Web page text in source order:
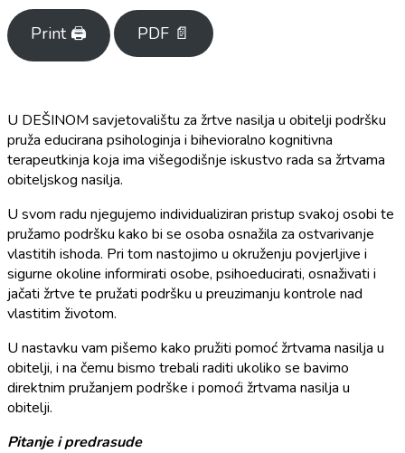
Print 🖨 PDF 📄
U DEŠINOM savjetovalištu za žrtve nasilja u obitelji podršku
pruža educirana psihologinja i bihevioralno kognitivna
terapeutkinja koja ima višegodišnje iskustvo rada sa žrtvama
obiteljskog nasilja.
U svom radu njegujemo individualiziran pristup svakoj osobi te
pružamo podršku kako bi se osoba osnažila za ostvarivanje
vlastitih ishoda. Pri tom nastojimo u okruženju povjerljive i
sigurne okoline informirati osobe, psihoeducirati, osnaživati i
jačati žrtve te pružati podršku u preuzimanju kontrole nad
vlastitim životom.
U nastavku vam pišemo kako pružiti pomoć žrtvama nasilja u
obitelji, i na čemu bismo trebali raditi ukoliko se bavimo
direktnim pružanjem podrške i pomoći žrtvama nasilja u
obitelji.
Pitanje i predrasude